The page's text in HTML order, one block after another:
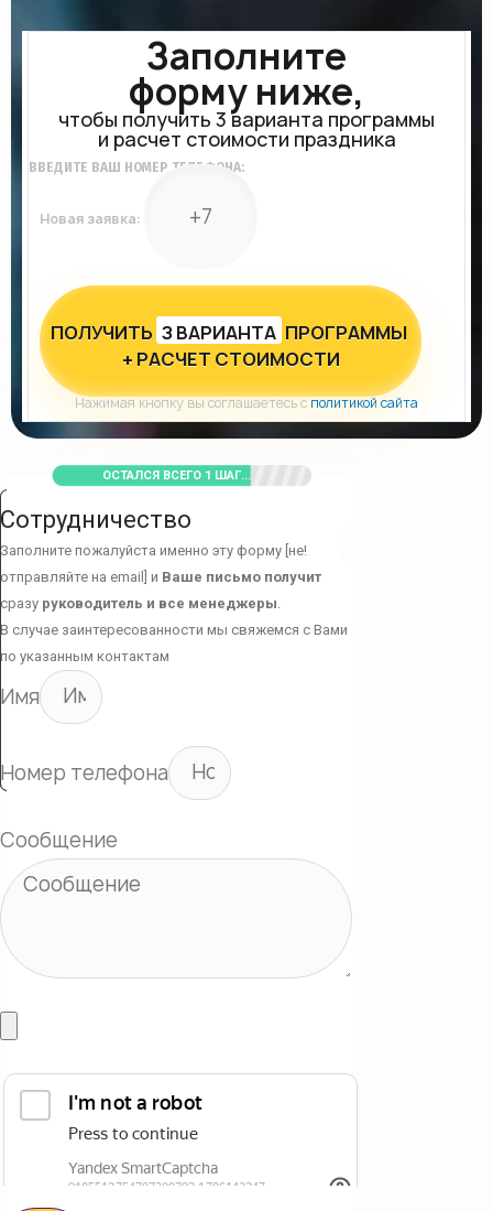
Заполните
форму ниже,
чтобы получить 3 варианта программы
и расчет стоимости праздника
ВВЕДИТЕ ВАШ НОМЕР ТЕЛЕФОНА:
Новая заявка:
ПОЛУЧИТЬ З ВАРИАНТА ПРОГРАММЫ
+ РАСЧЕТ СТОИМОСТИ
Нажимая кнопку вы соглашаетесь сполитикой сайта
ОСТАЛСЯ ВСЕГО 1 ШАГ...
Сотрудничество
Заполните пожалуйста именно эту форму [не!
отправляйте на email] и Ваше письмо получит
сразу руководитель и все менеджеры
В случае заинтересованности мы свяжемся с Вами
по указанным контактам
Имя
Номер телефона
Сообщение